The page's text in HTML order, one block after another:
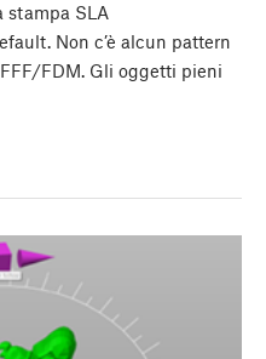
stampa SLA
Non c’è alcun pattern
FDM. Gli oggetti pieni